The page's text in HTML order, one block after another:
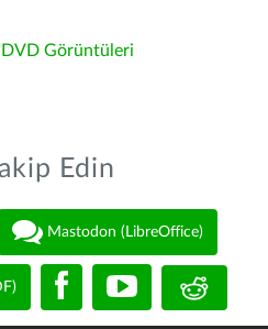
DVD Görüntüleri
Edin
Mastodon (LibreOffice)